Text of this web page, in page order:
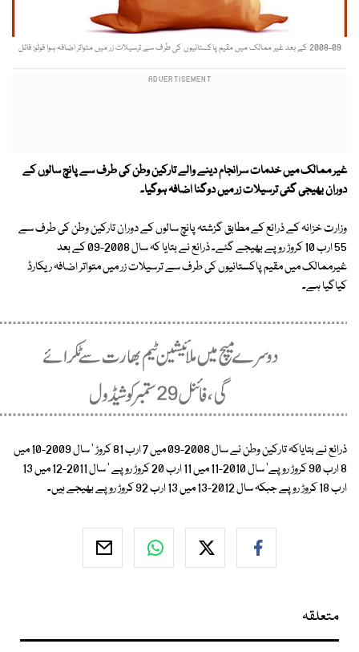
2008-09 کے بعد غیر ممالک میں مقیم پاکستانیوں کی طرف سے ترسیلات زر میں متواتر اضافہ ہوا فوٹو: فائل
غیر ممالک میں خدمات سرانجام دینے والے تارکین وطن کی طرف سے پانچ سالوں کے
دوران بھیجی گئی ترسیلات زر میں دوگنا اضافہ ہوگیا۔
وزارت خزانہ کے ذرائع کے مطابق گزشتہ پانچ سالوں کے دوران تارکین وطن کی طرف سے
55 ارب 10 کروڑ روپے بھیجے گئے۔ ذرائع نے بتایا کہ سال 2008-09 کے بعد
غیرممالک میں مقیم پاکستانیوں کی طرف سے ترسیلات زر میں متواتر اضافہ ریکارڈ
کیاگیا ہے۔
ذرائع نے بتایاکہ تارکین وطن نے سال 2008-09 میں 7 ارب 81 کروڑ ' سال 2009-10 میں
8 ارب 90 کروڑ روپے' سال 2010-11 میں 11 ارب 20 کروڑ روپے ' سال 2011-12 میں 13
ارب 18 کروڑ روپے جبکہ سال 2012-13 میں 13 ارب 92 کروڑ روپے بھیجے ہیں۔
متعلقہ